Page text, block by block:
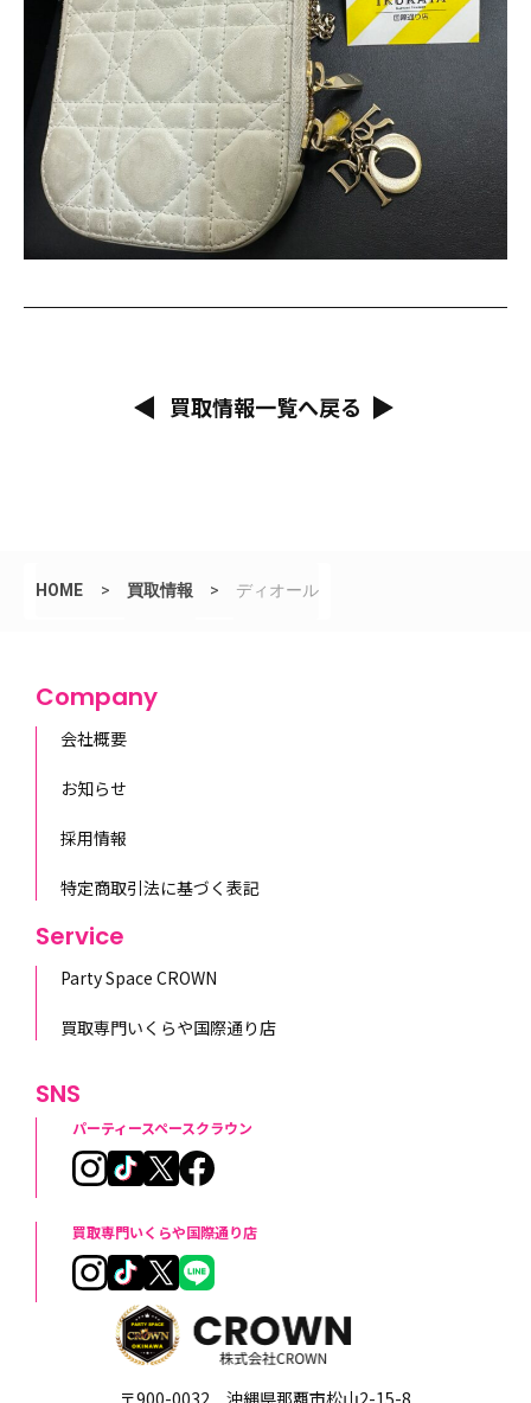
買取情報一覧へ戻る
HOME > 買取情報 > ディオール
Company
会社概要
お知らせ
採用情報
特定商取引法に基づく表記
Service
Party Space CROWN
買取専門いくらや国際通り店
SNS
パーティースペースクラウン
買取専門いくらや国際通り店